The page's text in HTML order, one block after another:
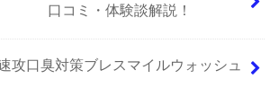
口コミ・体験談解説！
攻口臭対策ブレスマイルウォッシュ